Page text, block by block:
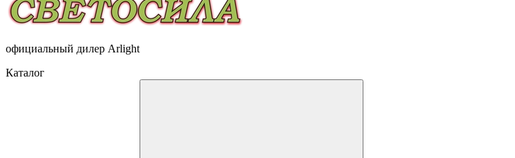
официальный дилер Arlight
Каталог